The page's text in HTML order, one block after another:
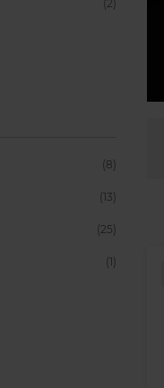
(2)
(8)
(13)
(25)
(1)